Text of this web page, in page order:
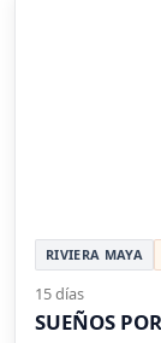
RIVIERA MAYA
15 días
SUEÑOS